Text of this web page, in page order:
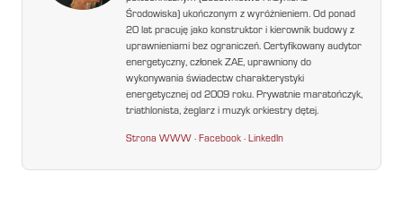
Środowiska) ukończonym z wyróżnieniem. Od ponad
20 lat pracuję jako konstruktor i kierownik budowy z
uprawnieniami bez ograniczeń. Certyfikowany audytor
energetyczny, członek ZAE, uprawniony do
wykonywania świadectw charakterystyki
energetycznej od 2009 roku. Prywatnie maratończyk,
triathlonista, żeglarz i muzyk orkiestry dętej.
Strona WWW ·Facebook ·LinkedIn